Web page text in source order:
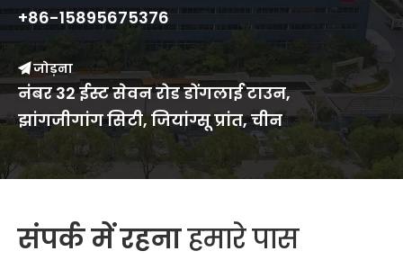
+86-15895675376
जोड़ना
नंबर 32 ईस्ट सेवन रोड डोंगलाई टाउन,
झांगजीगांग सिटी, जियांग्सू प्रांत, चीन
संपर्क में रहनाहमारे पास